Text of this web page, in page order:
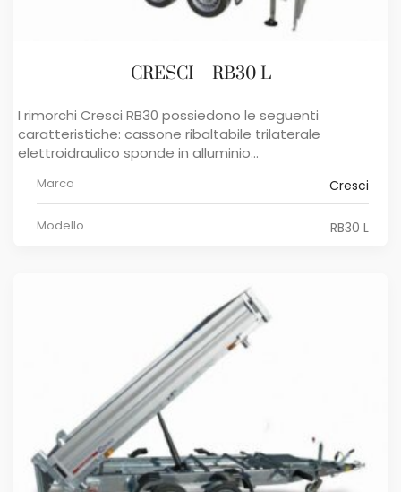
CRESCI – RB30 L
I rimorchi ​Cresci RB30 ​possiedono le seguenti
caratteristiche: cassone ribaltabile trilaterale
elettroidraulico sponde in alluminio...
Marca Cresci
Modello RB30 L